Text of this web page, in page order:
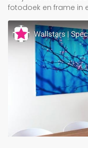
fotodoek en frame in